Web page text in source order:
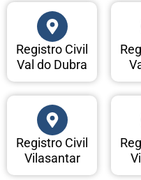
Registro Civil
Val do Dubra
Registro Civil
Vilasantar